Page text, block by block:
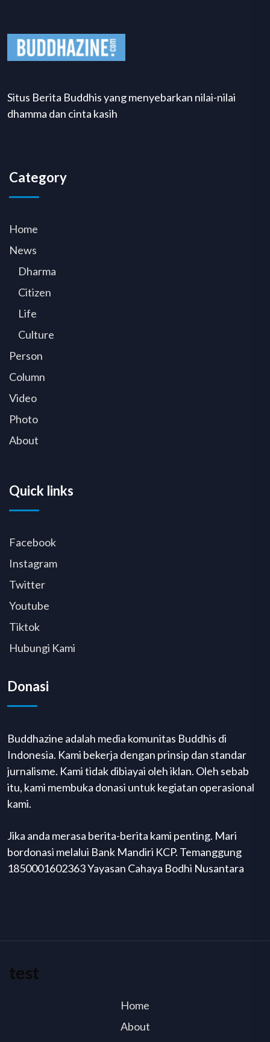
Situs Berita Buddhis yang menyebarkan nilai-nilai
dhamma dan cinta kasih
Category
Home
News
Dharma
Citizen
Life
Culture
Person
Column
Video
Photo
About
Quick links
Facebook
Instagram
Twitter
Youtube
Tiktok
Hubungi Kami
Donasi
Buddhazine adalah media komunitas Buddhis di
Indonesia. Kami bekerja dengan prinsip dan standar
jurnalisme. Kami tidak dibiayai oleh iklan. Oleh sebab
itu, kami membuka donasi untuk kegiatan operasional
kami.
Jika anda merasa berita-berita kami penting. Mari
bordonasi melalui Bank Mandiri KCP. Temanggung
1850001602363 Yayasan Cahaya Bodhi Nusantara
test
Home
About